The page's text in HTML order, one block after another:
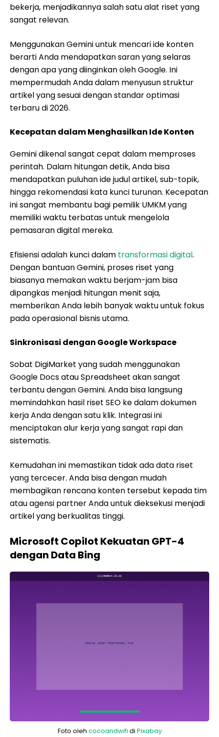
bekerja, menjadikannya salah satu alat riset yang
sangat relevan.
Menggunakan Gemini untuk mencari ide konten
berarti Anda mendapatkan saran yang selaras
dengan apa yang diinginkan oleh Google. Ini
mempermudah Anda dalam menyusun struktur
artikel yang sesuai dengan standar optimasi
terbaru di 2026.
Kecepatan dalam Menghasilkan Ide Konten
Gemini dikenal sangat cepat dalam memproses
perintah. Dalam hitungan detik, Anda bisa
mendapatkan puluhan ide judul artikel, sub-topik,
hingga rekomendasi kata kunci turunan. Kecepatan
ini sangat membantu bagi pemilik UMKM yang
memiliki waktu terbatas untuk mengelola
pemasaran digital mereka.
Efisiensi adalah kunci dalam transformasi digital.
Dengan bantuan Gemini, proses riset yang
biasanya memakan waktu berjam-jam bisa
dipangkas menjadi hitungan menit saja,
memberikan Anda lebih banyak waktu untuk fokus
pada operasional bisnis utama.
Sinkronisasi dengan Google Workspace
Sobat DigiMarket yang sudah menggunakan
Google Docs atau Spreadsheet akan sangat
terbantu dengan Gemini. Anda bisa langsung
memindahkan hasil riset SEO ke dalam dokumen
kerja Anda dengan satu klik. Integrasi ini
menciptakan alur kerja yang sangat rapi dan
sistematis.
Kemudahan ini memastikan tidak ada data riset
yang tercecer. Anda bisa dengan mudah
membagikan rencana konten tersebut kepada tim
atau agensi partner Anda untuk dieksekusi menjadi
artikel yang berkualitas tinggi.
Microsoft Copilot Kekuatan GPT-4
dengan Data Bing
Foto oleh cocoandwifi di Pixabay